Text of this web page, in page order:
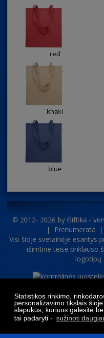
Statistikos rinkimo,
personalizavimo tikslais
slapukus, kuriuos galėsite
tai padaryti - sužinoti
red
khaki
blue
© 2012- 2026 by Giftika -
|
Prenumerata |
Visi šioje svetainėje esantys
išimtine teise priklauso
logotipų